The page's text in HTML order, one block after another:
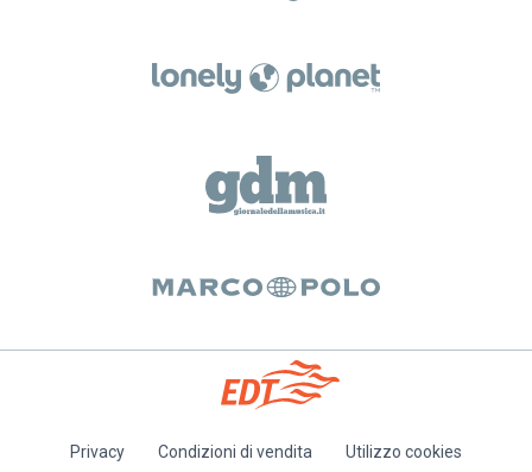
Privacy Condizioni di vendita Utilizzo cookies